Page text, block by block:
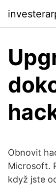
Obnovit
Microsoft.
když jste